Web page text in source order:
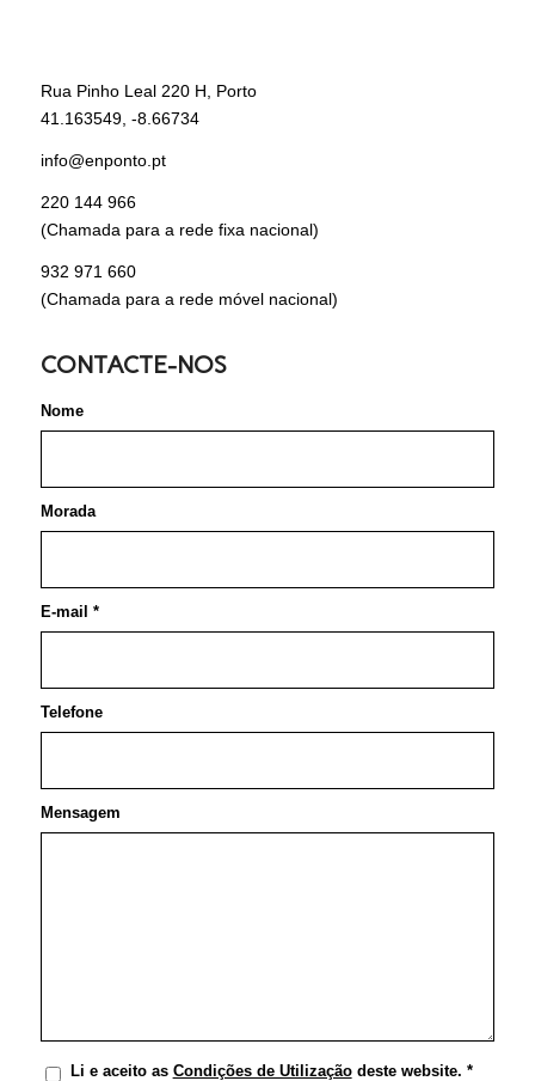
Rua Pinho Leal 220 H, Porto
41.163549, -8.66734
info@enponto.pt
220 144 966
(Chamada para a rede fixa nacional)
932 971 660
(Chamada para a rede móvel nacional)
CONTACTE-NOS
Nome
Morada
E-mail *
Telefone
Mensagem
Li e aceito as Condições de Utilizaçãodeste website. *